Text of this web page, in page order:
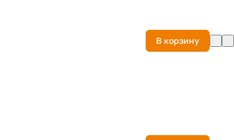
В корзину